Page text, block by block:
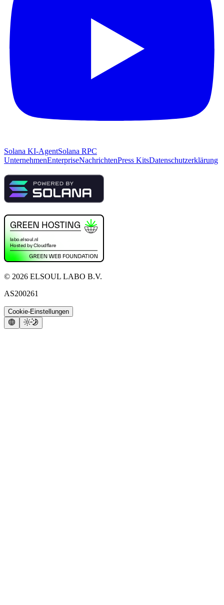
Solana KI-AgentSolana RPC
UnternehmenEnterpriseNachrichtenPress KitsDatenschutzerklärung
© 2026 ELSOUL LABO B.V.
AS200261
Cookie-Einstellungen